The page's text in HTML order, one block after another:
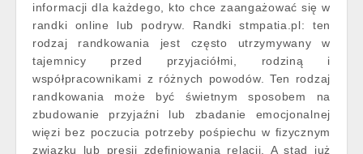
informacji dla każdego, kto chce zaangażować się w
randki online lub podryw. Randki stmpatia.pl: ten
rodzaj randkowania jest często utrzymywany w
tajemnicy przed przyjaciółmi, rodziną i
współpracownikami z różnych powodów. Ten rodzaj
randkowania może być świetnym sposobem na
zbudowanie przyjaźni lub zbadanie emocjonalnej
więzi bez poczucia potrzeby pośpiechu w fizycznym
związku lub presji zdefiniowania relacji. A stąd już